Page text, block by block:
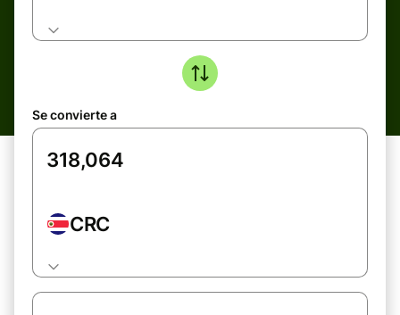
Se convierte a
CRC